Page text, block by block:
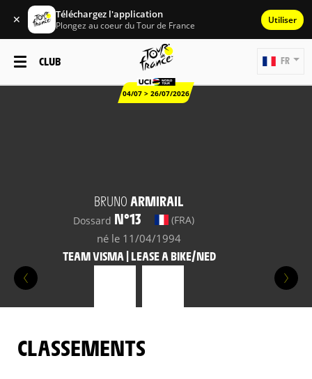
✕ Téléchargez l'application
Plongez au coeur du Tour de France Utiliser
CLUB
04/07 > 26/07/2026
FR
BRUNO ARMIRAIL
Dossard N°13 (FRA)
né le 11/04/1994
TEAM VISMA | LEASE A BIKE/NED
CLASSEMENTS